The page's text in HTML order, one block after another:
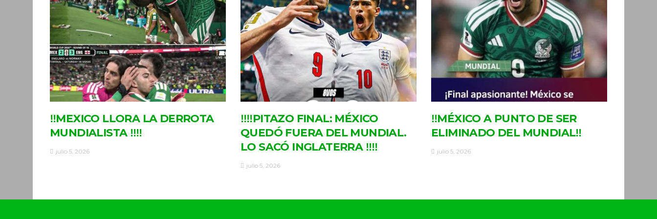
‼MEXICO LLORA LA DERROTA
MUNDIALISTA ‼‼
julio 5, 2026
‼‼PITAZO FINAL: MÉXICO
QUEDÓ FUERA DEL MUNDIAL.
LO SACÓ INGLATERRA ‼‼
julio 5, 2026
‼MÉXICO A PUNTO DE SER
ELIMINADO DEL MUNDIAL‼
julio 5, 2026